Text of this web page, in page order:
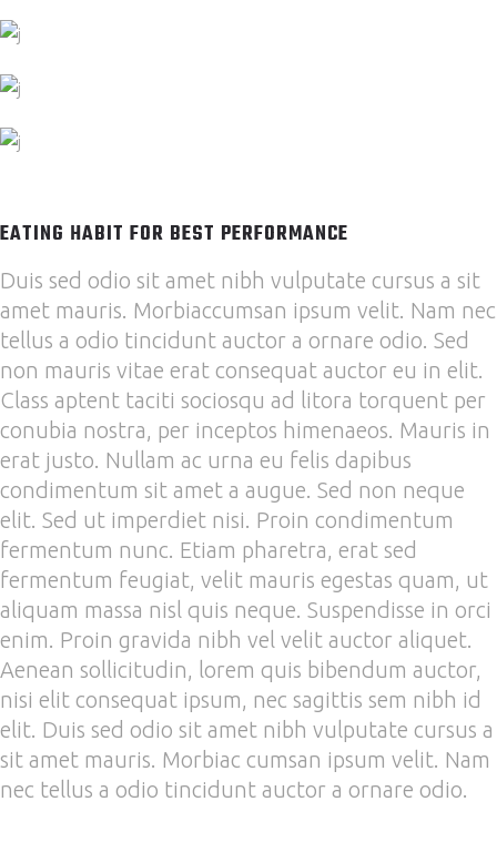
EATING HABIT FOR BEST PERFORMANCE
Duis sed odio sit amet nibh vulputate cursus a sit
amet mauris. Morbiaccumsan ipsum velit. Nam nec
tellus a odio tincidunt auctor a ornare odio. Sed
non mauris vitae erat consequat auctor eu in elit.
Class aptent taciti sociosqu ad litora torquent per
conubia nostra, per inceptos himenaeos. Mauris in
erat justo. Nullam ac urna eu felis dapibus
condimentum sit amet a augue. Sed non neque
elit. Sed ut imperdiet nisi. Proin condimentum
fermentum nunc. Etiam pharetra, erat sed
fermentum feugiat, velit mauris egestas quam, ut
aliquam massa nisl quis neque. Suspendisse in orci
enim. Proin gravida nibh vel velit auctor aliquet.
Aenean sollicitudin, lorem quis bibendum auctor,
nisi elit consequat ipsum, nec sagittis sem nibh id
elit. Duis sed odio sit amet nibh vulputate cursus a
sit amet mauris. Morbiac cumsan ipsum velit. Nam
nec tellus a odio tincidunt auctor a ornare odio.